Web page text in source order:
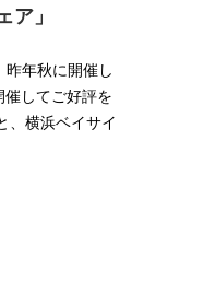
ア」
昨年秋に開催し
してご好評を
、横浜ベイサイ